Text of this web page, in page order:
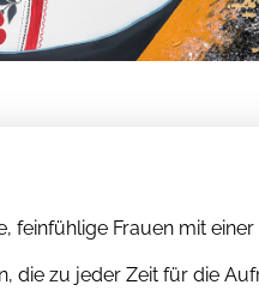
feinfühlige Frauen mit
die zu jeder Zeit für die